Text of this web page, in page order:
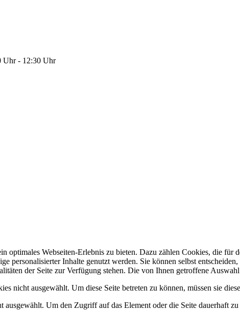
Uhr - 12:30 Uhr
optimales Webseiten-Erlebnis zu bieten. Dazu zählen Cookies, die
personalisierter Inhalte genutzt werden. Sie können selbst
der Seite zur Verfügung stehen. Die von Ihnen getroffene
nicht ausgewählt. Um diese Seite betreten zu können, müssen sie
ausgewählt. Um den Zugriff auf das Element oder die Seite dauerhaft